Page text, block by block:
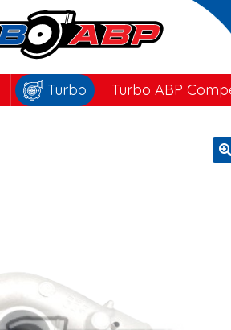
Turbo Turbo ABP